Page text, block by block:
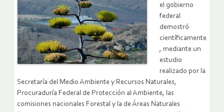
el gobierno
federal
demostró
científicamente
, mediante un
estudio
realizado por la
Secretaría del Medio Ambiente y Recursos Naturales,
Procuraduría Federal de Protección al Ambiente, las
comisiones nacionales Forestal y la de Áreas Naturales